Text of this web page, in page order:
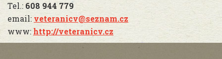
Tel.: 608 944 779
email: veteranicv@seznam.cz
www: http://veteranicv.cz